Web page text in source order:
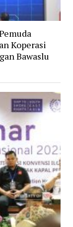
Koperasi
Bawaslu